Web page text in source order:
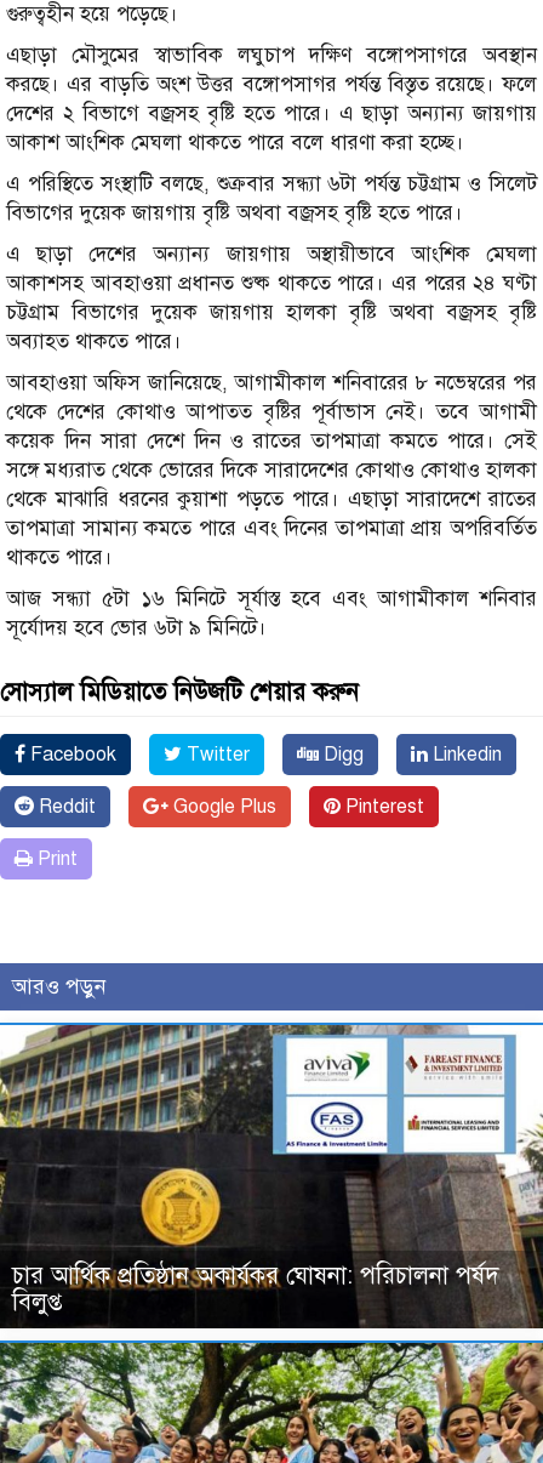
গুরুত্বহীন হয়ে পড়েছে।
এছাড়া মৌসুমের স্বাভাবিক লঘুচাপ দক্ষিণ বঙ্গোপসাগরে অবস্থান
করছে। এর বাড়তি অংশ উত্তর বঙ্গোপসাগর পর্যন্ত বিস্তৃত রয়েছে। ফলে
দেশের ২ বিভাগে বজ্রসহ বৃষ্টি হতে পারে। এ ছাড়া অন্যান্য জায়গায়
আকাশ আংশিক মেঘলা থাকতে পারে বলে ধারণা করা হচ্ছে।
এ পরিস্থিতে সংস্থাটি বলছে, শুক্রবার সন্ধ্যা ৬টা পর্যন্ত চট্টগ্রাম ও সিলেট
বিভাগের দুয়েক জায়গায় বৃষ্টি অথবা বজ্রসহ বৃষ্টি হতে পারে।
এ ছাড়া দেশের অন্যান্য জায়গায় অস্থায়ীভাবে আংশিক মেঘলা
আকাশসহ আবহাওয়া প্রধানত শুষ্ক থাকতে পারে। এর পরের ২৪ ঘণ্টা
চট্টগ্রাম বিভাগের দুয়েক জায়গায় হালকা বৃষ্টি অথবা বজ্রসহ বৃষ্টি
অব্যাহত থাকতে পারে।
আবহাওয়া অফিস জানিয়েছে, আগামীকাল শনিবারের ৮ নভেম্বরের পর
থেকে দেশের কোথাও আপাতত বৃষ্টির পূর্বাভাস নেই। তবে আগামী
কয়েক দিন সারা দেশে দিন ও রাতের তাপমাত্রা কমতে পারে। সেই
সঙ্গে মধ্যরাত থেকে ভোরের দিকে সারাদেশের কোথাও কোথাও হালকা
থেকে মাঝারি ধরনের কুয়াশা পড়তে পারে। এছাড়া সারাদেশে রাতের
তাপমাত্রা সামান্য কমতে পারে এবং দিনের তাপমাত্রা প্রায় অপরিবর্তিত
থাকতে পারে।
আজ সন্ধ্যা ৫টা ১৬ মিনিটে সূর্যাস্ত হবে এবং আগামীকাল শনিবার
সূর্যোদয় হবে ভোর ৬টা ৯ মিনিটে।
সোস্যাল মিডিয়াতে নিউজটি শেয়ার করুন
Facebook Twitter Digg Linkedin
Reddit Google Plus Pinterest
Print
আরও পড়ুন
চার আর্থিক প্রতিষ্ঠান অকার্যকর ঘোষনা: পরিচালনা পর্ষদ
বিলুপ্ত